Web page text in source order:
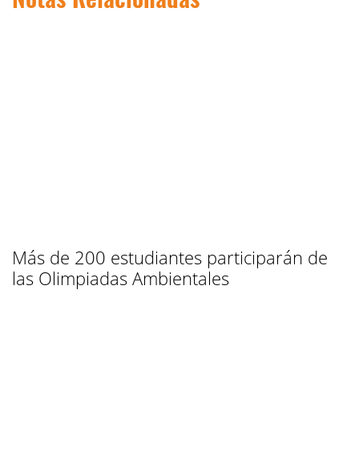
Más de 200 estudiantes participarán de
las Olimpiadas Ambientales